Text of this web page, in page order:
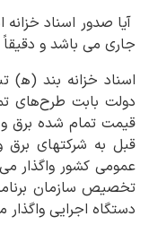
آیا صدور اسناد
جاری می باشد و
دولت بابت طرح‌های
قیمت تمام شده برق
عمومی کشور واگذار
تخصیص سازمان
دستگاه اجرایی